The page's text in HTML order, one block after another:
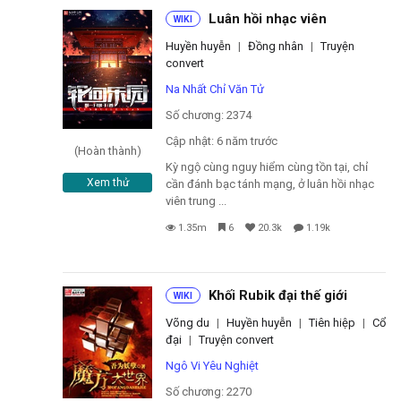
(Hoàn thành)
Xem thử
WIKI Luân hồi nhạc viên
Huyền huyễn | Đồng nhân | Truyện
convert
Na Nhất Chỉ Văn Tử
Số chương: 2374
Cập nhật: 6 năm trước
Kỳ ngộ cùng nguy hiểm cùng tồn tại, chỉ
cần đánh bạc tánh mạng, ở luân hồi nhạc
viên trung ...
1.35m 6 20.3k 1.19k
WIKI Khối Rubik đại thế giới
Võng du | Huyền huyễn | Tiên hiệp | Cổ
đại | Truyện convert
Ngô Vi Yêu Nghiệt
Số chương: 2270
Đọc sau
Đăng nhập
Liên hệ
Đóng